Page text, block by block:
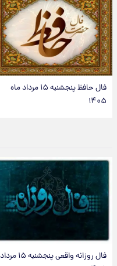
فال حافظ پنجشنبه ۱۵ مرداد ماه
۱۴۰۵
فال روزانه واقعی پنجشنبه ۱۵ مرداد